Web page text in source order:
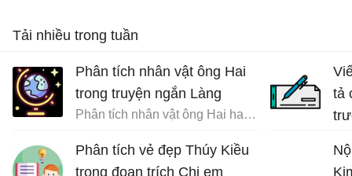
Tải nhiều trong tuần
Phân tích nhân vật ông Hai
trong truyện ngắn Làng
Phân tích nhân vật ông Hai hay nhất
Phân tích vẻ đẹp Thúy Kiều
trong đoạn trích Chị em
tả